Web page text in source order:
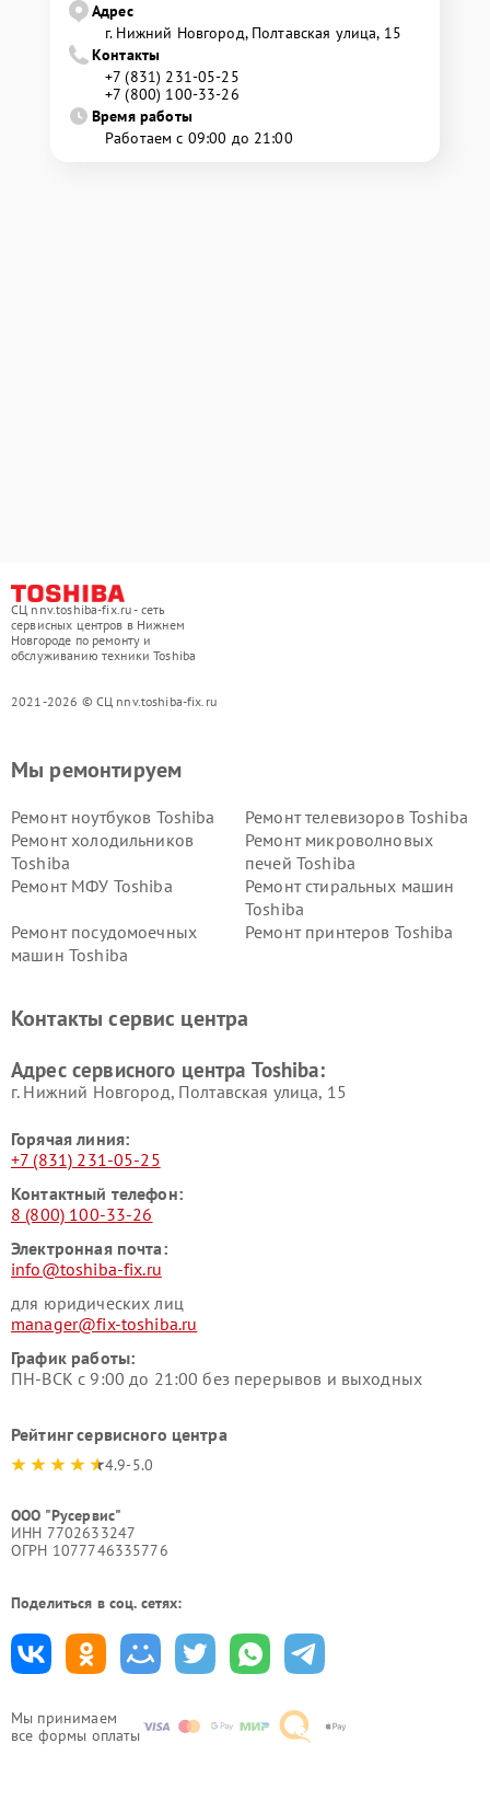
Адрес
г. Нижний Новгород, Полтавская улица, 15
Контакты
+7 (831) 231-05-25
+7 (800) 100-33-26
Время работы
Работаем с 09:00 до 21:00
СЦ nnv.toshiba-fix.ru - сеть
сервисных центров в Нижнем
Новгороде по ремонту и
обслуживанию техники Toshiba
2021-2026 © СЦ nnv.toshiba-fix.ru
Мы принимаем
все формы оплаты
Мы ремонтируем
Ремонт ноутбуков Toshiba
Ремонт телевизоров Toshiba
Ремонт холодильников
Toshiba
Ремонт микроволновых
печей Toshiba
Ремонт МФУ Toshiba
Ремонт стиральных машин
Toshiba
Ремонт посудомоечных
машин Toshiba
Ремонт принтеров Toshiba
Контакты сервис центра
Адрес сервисного центра Toshiba:
г. Нижний Новгород, Полтавская улица, 15
Горячая линия:
+7 (831) 231-05-25
Контактный телефон:
8 (800) 100-33-26
Электронная почта:
info@toshiba-fix.ru
для юридических лиц
manager@fix-toshiba.ru
График работы:
ПН-ВСК с 9:00 до 21:00 без перерывов и выходных
Рейтинг сервисного центра
4.9-5.0
ООО "Русервис"
ИНН 7702633247
ОГРН 1077746335776
Поделиться в соц. сетях: